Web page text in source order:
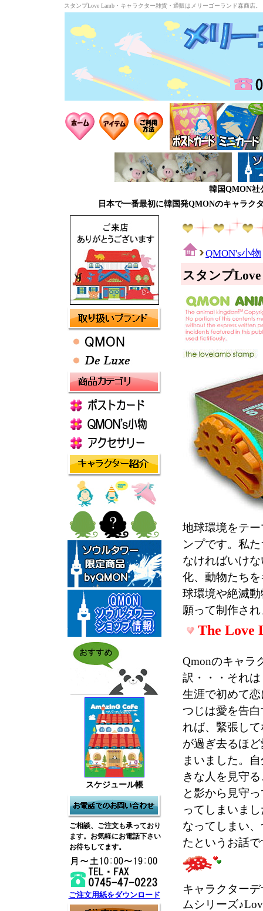
スタンプLove Lamb・キャラクター雑貨・通販はメリーゴーランド森商店。
韓国QMON社
日本で一番最初に韓国発QMONのキャラク
スケジュール帳
ご相談、ご注文も承っており
ます。お気軽にお電話下さい
お待ちしてます。
ご注文用紙をダウンロード
QMON's小物
スタンプ
地球環境をテ
ンプです。私
なければいけ
化、動物たち
球環境や絶滅
願って制作さ
The Love
Qmonのキャラ
訳・・・それ
生涯で初めて
つじは愛を告
れば、緊張し
が過ぎ去るほ
まいました。
きな人を見守
と影から見守
ってしまいま
なってしまい
たというお話
キャラクター
ムシリーズ